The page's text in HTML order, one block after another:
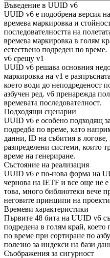
Въведение в UUID v6
UUID v6 е подобрена версия
времева маркировка и
последователността на
времева маркировка в голям
естествено подреден по време.
v6 срещу v1
UUID v6 решава основния
маркировка на v1 е
което води до неподреденост
азбучен ред. v6 пренарежда
времевата последователност.
Подходящи сценарии
UUID v6 е особено подходящ
подредба по време, като
данни, ID на събития в
разпределени системи, които
време на генериране.
Състояние на реализация
UUID v6 е по-нова форма на
чернова на IETF и все още не
това, много библиотеки вече
неговите принципи на
Времеви характеристики
Първите 48 бита на UUID v6
подредена в голям край, което
по време при сортиране по
полезно за индекси на бази
Съображения за сигурност